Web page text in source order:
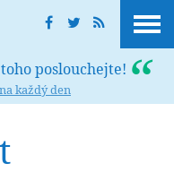
poslouchejte!
každý den